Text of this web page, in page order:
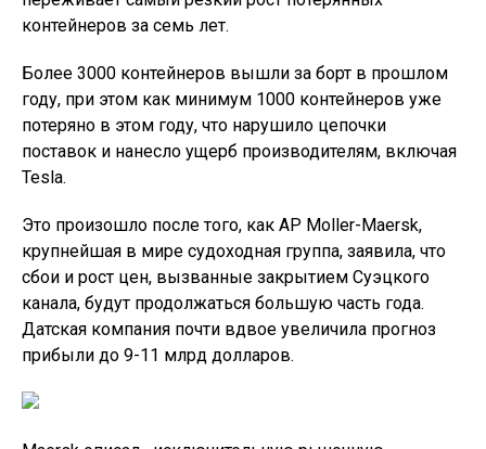
контейнеров за семь лет.
Более 3000 контейнеров вышли за борт в прошлом
году, при этом как минимум 1000 контейнеров уже
потеряно в этом году, что нарушило цепочки
поставок и нанесло ущерб производителям, включая
Tesla.
Это произошло после того, как AP Moller-Maersk,
крупнейшая в мире судоходная группа, заявила, что
сбои и рост цен, вызванные закрытием Суэцкого
канала, будут продолжаться большую часть года.
Датская компания почти вдвое увеличила прогноз
прибыли до 9-11 млрд долларов.